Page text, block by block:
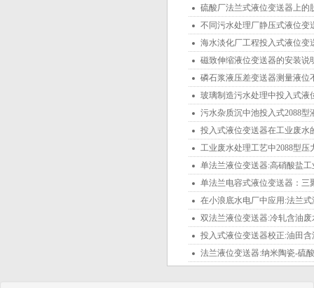
硫酸厂法兰式液位变送器上的
不同污水处理厂静压式液位变
海水淡化厂工程投入式液位变
磁致伸缩液位变送器的安装说
磷石浆液压差变送器测量液位
玻璃制造污水处理中投入式液
污水杂质沉中池投入式2088
投入式液位变送器在工业废水
工业废水处理工艺中2088型
单法兰液位变送器:高硝酸盐
单法兰电容式液位变送器：三
在小浪底水电厂中应用:法兰
双法兰液位变送器:冷轧含油
投入式液位变送器校正:油田
法兰液位变送器:纳米陶瓷-硫